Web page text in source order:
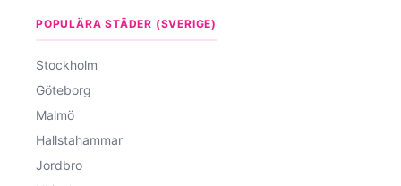
POPULÄRA STÄDER (SVERIGE)
Stockholm
Göteborg
Malmö
Hallstahammar
Jordbro